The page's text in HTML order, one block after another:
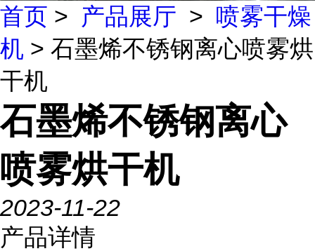
首页 > 产品展厅 > 喷雾干燥
机 > 石墨烯不锈钢离心喷雾烘
干机
石墨烯不锈钢离心
喷雾烘干机
2023-11-22
产品详情